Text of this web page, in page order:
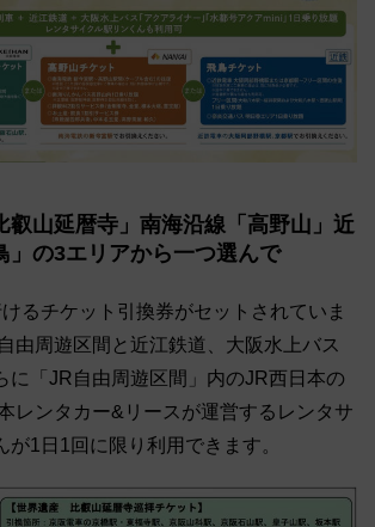
叡山延暦寺」南海沿線「高野山」近
」の3エリアから一つ選んで
るチケット引換券がセットされていま
由周遊区間と近江鉄道、大阪水上バス
に「JR自由周遊区間」内のJR西日本の
レンタカー&リースが運営するレンタサ
が1日1回に限り利用できます。